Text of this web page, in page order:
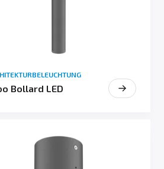
Bollard LED